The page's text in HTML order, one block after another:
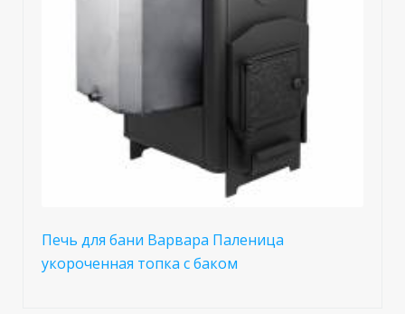
Печь для бани Варвара Паленица
укороченная топка с баком